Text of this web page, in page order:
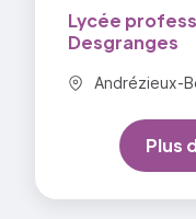
Lycée
Desgranges
Commune :
Andrézieux-
Plus